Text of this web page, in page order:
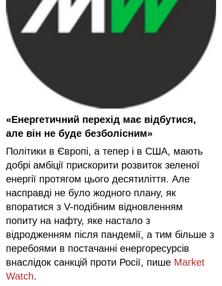
«Енергетичний перехід має відбутися,
але він не буде безболісним»
Політики в Європі, а тепер і в США, мають
добрі амбіції прискорити розвиток зеленої
енергії протягом цього десятиліття. Але
насправді не було жодного плану, як
впоратися з V-подібним відновленням
попиту на нафту, яке настало з
відродженням після пандемії, а тим більше з
перебоями в постачанні енергоресурсів
внаслідок санкцій проти Росії, пише Market
Watch.